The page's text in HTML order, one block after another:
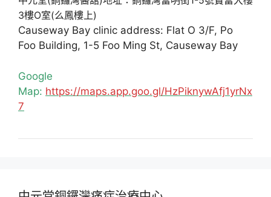
3樓O室(么鳳樓上)
Causeway Bay clinic address: Flat O 3/F, Po
Foo Building, 1-5 Foo Ming St, Causeway Bay
Google
Map: https://maps.app.goo.gl/HzPiknywAfj1yrNx
7